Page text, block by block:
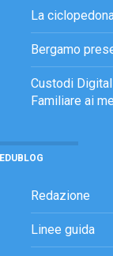
La
Bergamo
Custodi
Familiare ai
EDUBLOG
Redazione
Linee guida